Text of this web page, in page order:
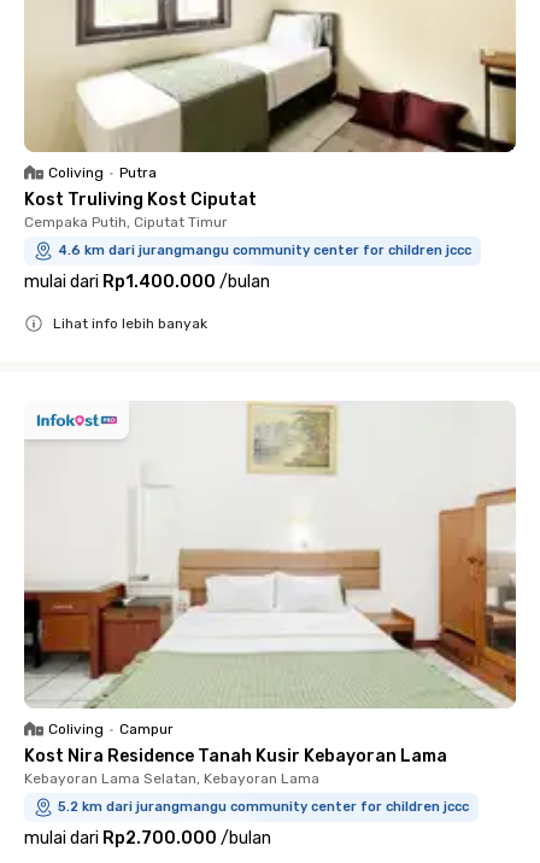
Coliving • Putra
Kost Truliving Kost Ciputat
Cempaka Putih, Ciputat Timur
4.6 km dari jurangmangu community center for children jccc
mulai dari Rp1.400.000 /bulan
Lihat info lebih banyak
Coliving • Campur
Kost Nira Residence Tanah Kusir Kebayoran Lama
Kebayoran Lama Selatan, Kebayoran Lama
5.2 km dari jurangmangu community center for children jccc
mulai dari Rp2.700.000 /bulan